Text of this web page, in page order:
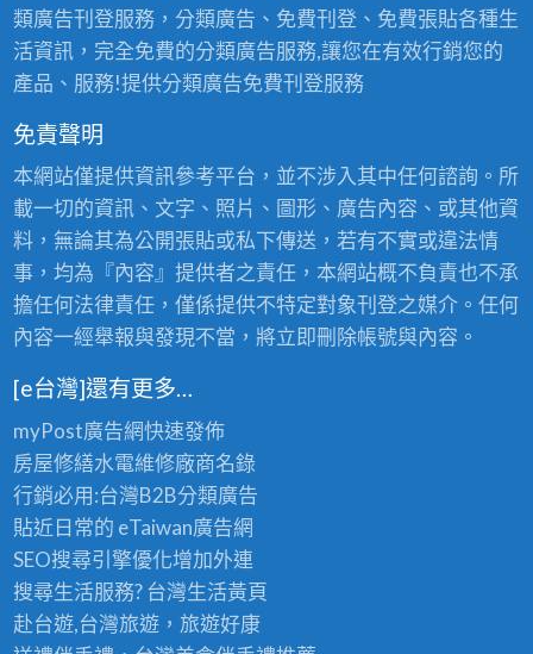
類廣告刊登服務，分類廣告、免費刊登、免費張貼各種生
活資訊，完全免費的分類廣告服務,讓您在有效行銷您的
產品、服務!提供分類廣告免費刊登服務
免責聲明
本網站僅提供資訊參考平台，並不涉入其中任何諮詢。所
載一切的資訊、文字、照片、圖形、廣告內容、或其他資
料，無論其為公開張貼或私下傳送，若有不實或違法情
事，均為『內容』提供者之責任，本網站概不負責也不承
擔任何法律責任，僅係提供不特定對象刊登之媒介。任何
內容一經舉報與發現不當，將立即刪除帳號與內容。
[e台灣]還有更多…
myPost廣告網快速發佈
房屋修繕水電維修廠商名錄
行銷必用:台灣B2B分類廣告
貼近日常的 eTaiwan廣告網
SEO搜尋引擎優化增加外連
搜尋生活服務? 台灣生活黃頁
赴台遊,台灣旅遊，旅遊好康